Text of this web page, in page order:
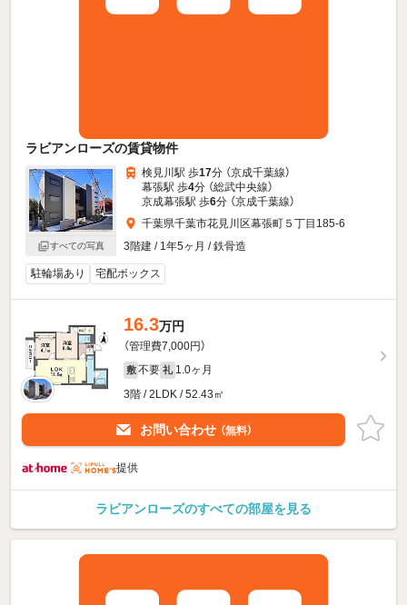
ラビアンローズの賃貸物件
すべての写真
検見川駅 歩17分 （京成千葉線）
幕張駅 歩4分 （総武中央線）
京成幕張駅 歩6分 （京成千葉線）
千葉県千葉市花見川区幕張町５丁目185-6
3階建 / 1年5ヶ月 / 鉄骨造
駐輪場あり 宅配ボックス
16.3万円
（管理費7,000円）
敷 不要 礼 1.0ヶ月
3階 / 2LDK / 52.43㎡
お問い合わせ （無料）
提供
ラビアンローズのすべての部屋を見る